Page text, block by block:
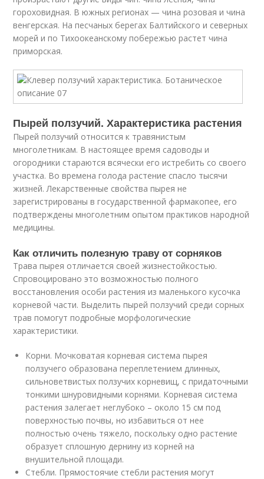
гороховидная. В южных регионах — чина розовая и чина
венгерская. На песчаных берегах Балтийского и северных
морей и по Тихоокеанскому побережью растет чина
приморская.
Пырей ползучий. Характеристика растения
Пырей ползучий относится к травянистым
многолетникам. В настоящее время садоводы и
огородники стараются всячески его истребить со своего
участка. Во времена голода растение спасло тысячи
жизней. Лекарственные свойства пырея не
зарегистрированы в государственной фармакопее, его
подтверждены многолетним опытом практиков народной
медицины.
Как отличить полезную траву от сорняков
Трава пырея отличается своей жизнестойкостью.
Спровоцировано это возможностью полного
восстановления особи растения из маленького кусочка
корневой части. Выделить пырей ползучий среди сорных
трав помогут подробные морфологические
характеристики.
Корни. Мочковатая корневая система пырея
ползучего образована переплетением длинных,
сильноветвистых ползучих корневищ, с придаточными
тонкими шнуровидными корнями. Корневая система
растения залегает неглубоко – около 15 см под
поверхностью почвы, но избавиться от нее
полностью очень тяжело, поскольку одно растение
образует сплошную дернину из корней на
внушительной площади.
Стебли. Прямостоячие стебли растения могут